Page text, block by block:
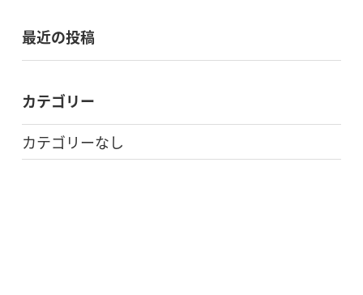
最近の投稿
カテゴリー
カテゴリーなし